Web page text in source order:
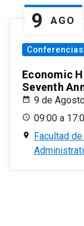
9 AGO
Conferencias
Economic
Seventh
9 de
09:00 a
Facultad